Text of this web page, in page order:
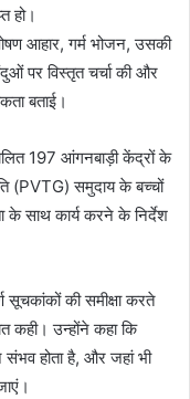
हो।
आहार, गर्म भोजन, उसकी
पर विस्तृत चर्चा की और
बताई।
197 आंगनबाड़ी केंद्रों के
(PVTG) समुदाय के बच्चों
के साथ कार्य करने के निर्देश
सूचकांकों की समीक्षा करते
कही। उन्होंने कहा कि
होता है, और जहां भी